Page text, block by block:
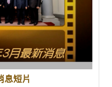
息短片